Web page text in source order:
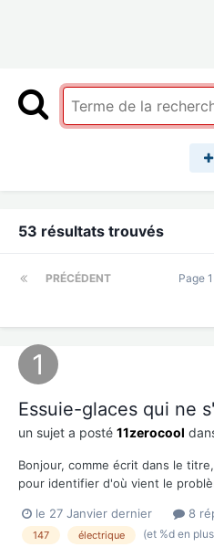
53 résultats trouvés
PRÉCÉDENT Page
Essuie-glaces qui ne
un sujet a posté 11zerocool
Bonjour, comme écrit dans le
pour identifier d'où vient le
cessé de fonctionner, j'ai trouvé
après son remplacement, dès que
le 27 Janvier dernier 8
147 électrique (et %d en